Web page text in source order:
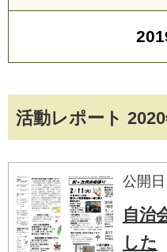
活動レポート 2020
公開
自治
した